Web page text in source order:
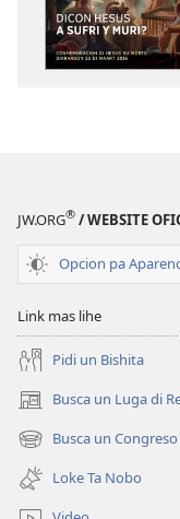
JW.ORG® / WEBSITE
Opcion pa
Link mas lihe
Pidi un Bishita
Busca un Luga di
(opens
new
window)
Busca un Congreso
(opens
new
window)
Loke Ta Nobo